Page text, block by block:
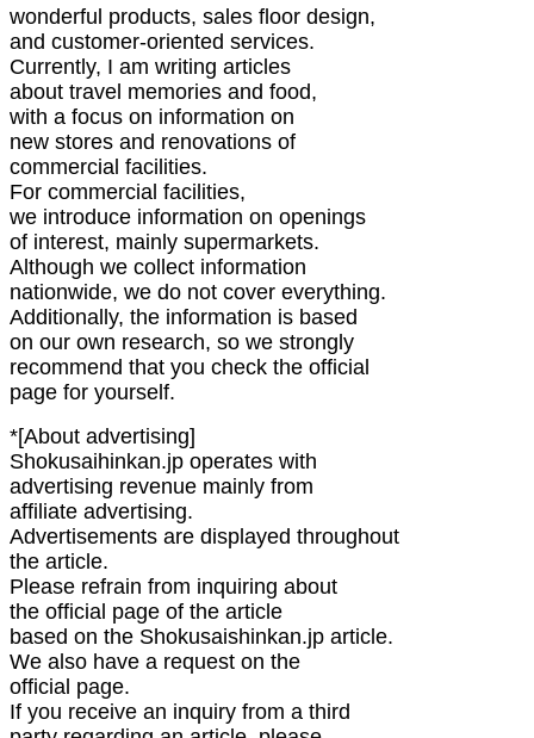
wonderful products, sales floor design,
and customer-oriented services.
Currently, I am writing articles
about travel memories and food,
with a focus on information on
new stores and renovations of
commercial facilities.
For commercial facilities,
we introduce information on openings
of interest, mainly supermarkets.
Although we collect information
nationwide, we do not cover everything.
Additionally, the information is based
on our own research, so we strongly
recommend that you check the official
page for yourself.
*[About advertising]
Shokusaihinkan.jp operates with
advertising revenue mainly from
affiliate advertising.
Advertisements are displayed throughout
the article.
Please refrain from inquiring about
the official page of the article
based on the Shokusaishinkan.jp article.
We also have a request on the
official page.
If you receive an inquiry from a third